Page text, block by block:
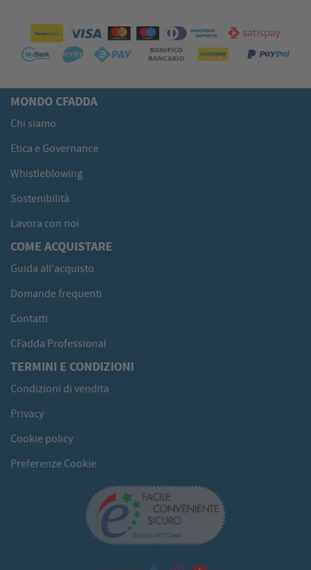
MONDO CFADDA
Chi siamo
Etica e Governance
Whistleblowing
Sostenibilità
Lavora con noi
COME ACQUISTARE
Guida all'acquisto
Domande frequenti
Contatti
CFadda Professional
TERMINI E CONDIZIONI
Condizioni di vendita
Privacy
Cookie policy
Preferenze Cookie